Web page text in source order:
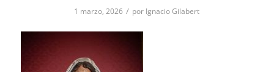
1 marzo, 2026 / por Ignacio Gilabert